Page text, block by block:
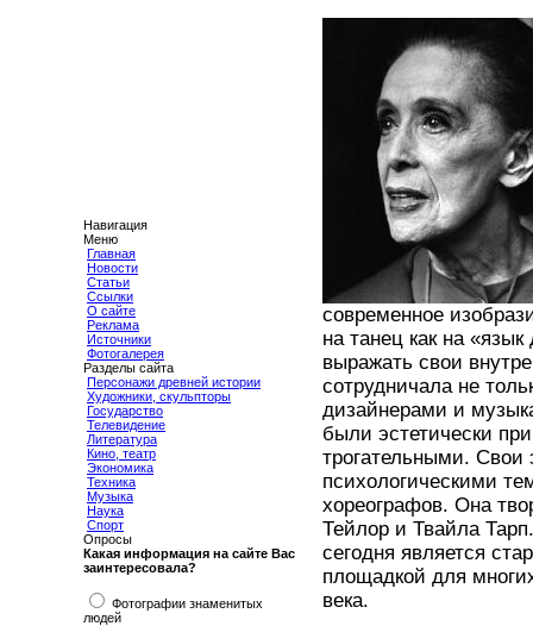
Навигация
Меню
Главная
Новости
Статьи
Ссылки
О сайте
Реклама
Источники
Фотогалерея
Разделы сайта
Персонажи древней истории
Художники, скульпторы
Государство
Телевидение
Литература
Кино, театр
Экономика
Техника
Музыка
Наука
Спорт
Опросы
Какая информация на сайте Вас
заинтересовала?
Фотографии знаменитых
людей
современное
на танец как на
выражать свои
сотрудничала не
дизайнерами и
были эстетически
трогательными.
психологическими
хореографов. Она
Тейлор и Твайла
сегодня является
площадкой для
века.